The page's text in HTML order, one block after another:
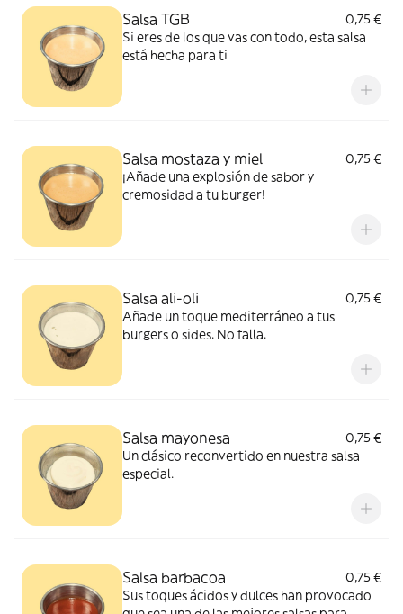
Salsa TGB
0,75 €
Si eres de los que vas con todo, esta salsa
está hecha para ti
Salsa mostaza y miel
0,75 €
¡Añade una explosión de sabor y
cremosidad a tu burger!
Salsa ali-oli
0,75 €
Añade un toque mediterráneo a tus
burgers o sides. No falla.
Salsa mayonesa
0,75 €
Un clásico reconvertido en nuestra salsa
especial.
Salsa barbacoa
0,75 €
Sus toques ácidos y dulces han provocado